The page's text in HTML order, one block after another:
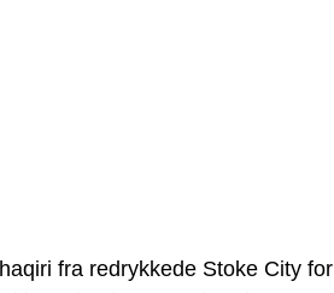
fra redrykkede Stoke City for